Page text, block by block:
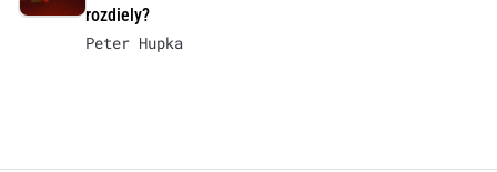
rozdiely?
Peter Hupka